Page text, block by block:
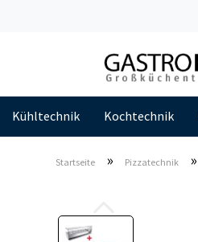
Kühltechnik Kochtechnik
Startseite » Pizzatechnik »